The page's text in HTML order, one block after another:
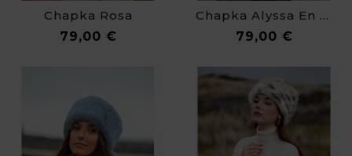
Chapka Rosa
79,00 €
Chapka Alyssa En Fausse Fourrure De Luxe
79,00 €